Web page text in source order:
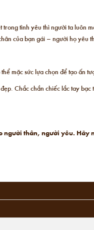
tình yêu thì người ta
của bạn gái – người họ yêu
mặc sức lựa chọn để tạo ấn
Chắc chắn chiếc lắc tay
người thân, người yêu.